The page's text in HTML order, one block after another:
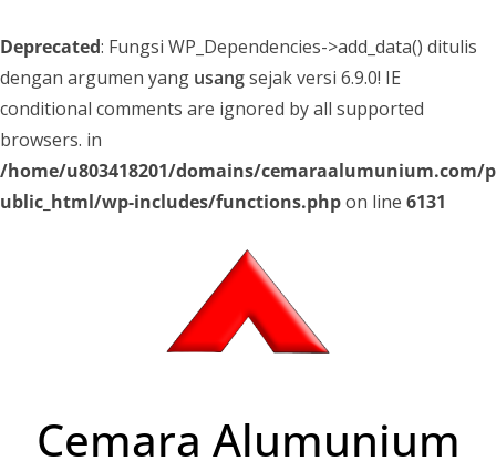
Deprecated: Fungsi WP_Dependencies->add_data() ditulis
dengan argumen yang usangsejak versi 6.9.0! IE
conditional comments are ignored by all supported
browsers. in
/home/u803418201/domains/cemaraalumunium.com/p
ublic_html/wp-includes/functions.phpon line 6131
Cemara Alumunium